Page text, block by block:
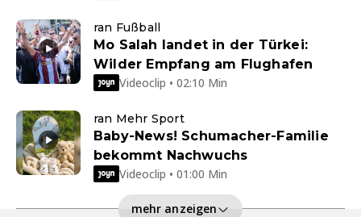
ran Fußball
Mo Salah landet in der Türkei:
Wilder Empfang am Flughafen
Videoclip • 02:10 Min
ran Mehr Sport
Baby-News! Schumacher-Familie
bekommt Nachwuchs
Videoclip • 01:00 Min
mehr anzeigen